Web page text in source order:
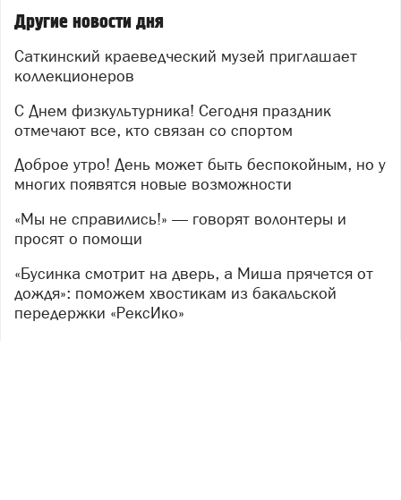
Другие новости дня
Саткинский краеведческий музей приглашает
коллекционеров
С Днем физкультурника! Сегодня праздник
отмечают все, кто связан со спортом
Доброе утро! День может быть беспокойным, но у
многих появятся новые возможности
«Мы не справились!» — говорят волонтеры и
просят о помощи
«Бусинка смотрит на дверь, а Миша прячется от
дождя»: поможем хвостикам из бакальской
передержки «РексИко»